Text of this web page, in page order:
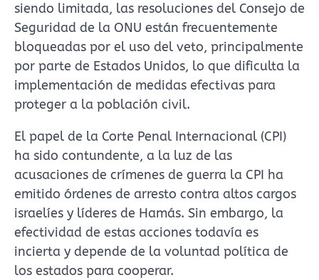
siendo limitada, las resoluciones del Consejo de
Seguridad de la ONU están frecuentemente
bloqueadas por el uso del veto, principalmente
por parte de Estados Unidos, lo que dificulta la
implementación de medidas efectivas para
proteger a la población civil.
El papel de la Corte Penal Internacional (CPI)
ha sido contundente, a la luz de las
acusaciones de crímenes de guerra la CPI ha
emitido órdenes de arresto contra altos cargos
israelíes y líderes de Hamás. Sin embargo, la
efectividad de estas acciones todavía es
incierta y depende de la voluntad política de
los estados para cooperar.